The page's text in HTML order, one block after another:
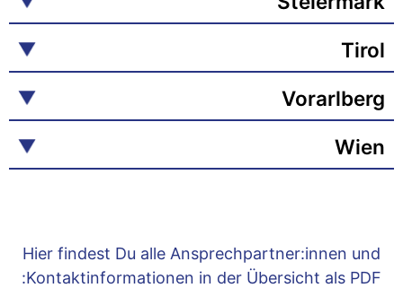
Tirol
Vorarlberg
Wien
Hier findest Du alle Ansprechpartner:innen und
Kontaktinformationen in der Übersicht als PDF: